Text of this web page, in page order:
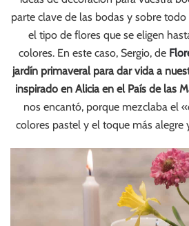
parte clave de las bodas y sobre
el tipo de flores que se eligen
colores. En este caso, Sergio, de
jardín primaveral para dar vida a
inspirado en Alicia en el País de las
nos encantó, porque mezclaba el
colores pastel y el toque más alegre